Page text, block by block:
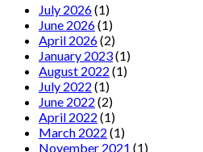
July 2026(1)
June 2026(1)
April 2026(2)
January 2023(1)
August 2022 (1)
July 2022 (1)
June 2022 (2)
April 2022 (1)
March 2022 (1)
November 2021 (1)